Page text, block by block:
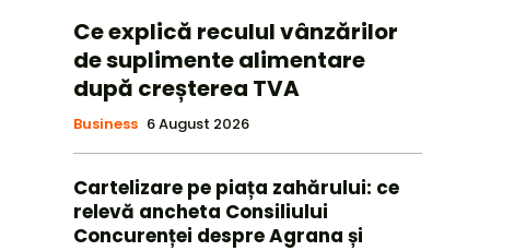
Ce explică reculul vânzărilor
de suplimente alimentare
după creșterea TVA
Business 6 August 2026
Cartelizare pe piața zahărului: ce
relevă ancheta Consiliului
Concurenței despre Agrana și